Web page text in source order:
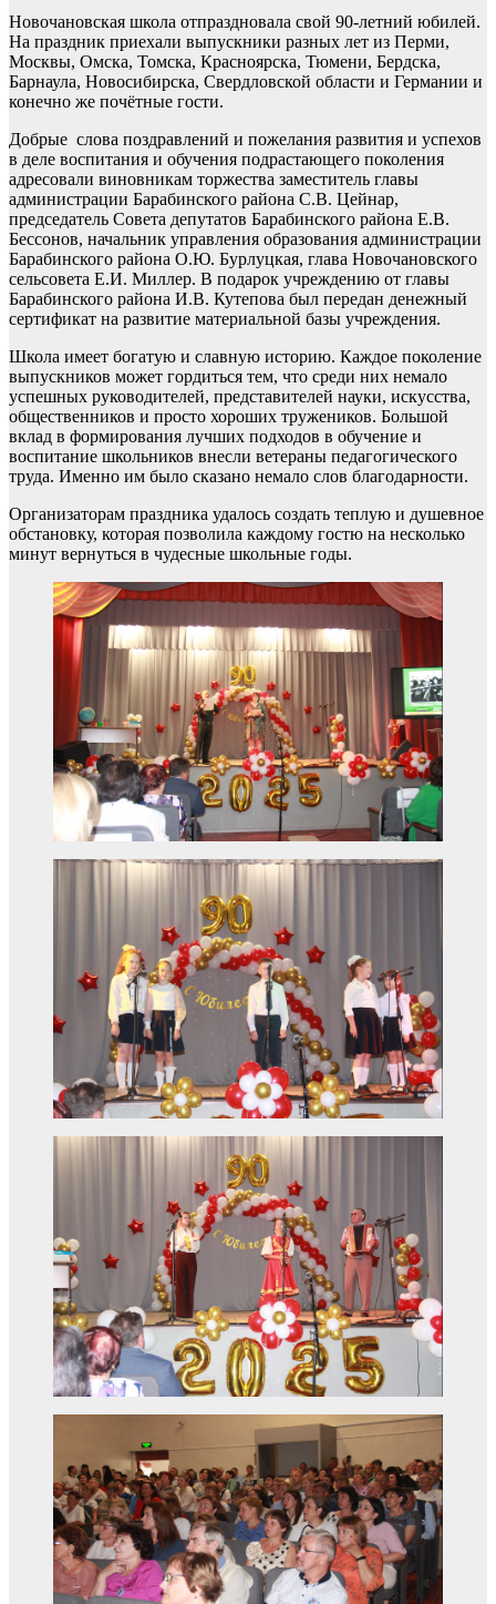
Новочановская школа отпраздновала свой 90-летний юбилей.
На праздник приехали выпускники разных лет из Перми,
Москвы, Омска, Томска, Красноярска, Тюмени, Бердска,
Барнаула, Новосибирска, Свердловской области и Германии и
конечно же почётные гости.
Добрые слова поздравлений и пожелания развития и успехов
в деле воспитания и обучения подрастающего поколения
адресовали виновникам торжества заместитель главы
администрации Барабинского района С.В. Цейнар,
председатель Совета депутатов Барабинского района Е.В.
Бессонов, начальник управления образования администрации
Барабинского района О.Ю. Бурлуцкая, глава Новочановского
сельсовета Е.И. Миллер. В подарок учреждению от главы
Барабинского района И.В. Кутепова был передан денежный
сертификат на развитие материальной базы учреждения.
Школа имеет богатую и славную историю. Каждое поколение
выпускников может гордиться тем, что среди них немало
успешных руководителей, представителей науки, искусства,
общественников и просто хороших тружеников. Большой
вклад в формирования лучших подходов в обучение и
воспитание школьников внесли ветераны педагогического
труда. Именно им было сказано немало слов благодарности.
Организаторам праздника удалось создать теплую и душевное
обстановку, которая позволила каждому гостю на несколько
минут вернуться в чудесные школьные годы.